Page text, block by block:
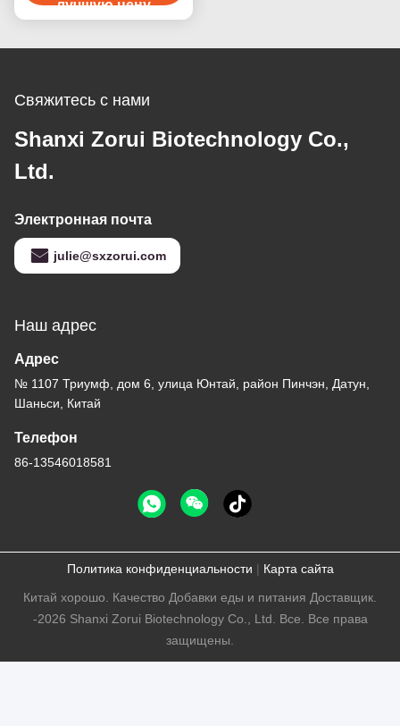
зернистый
лучшую цену
Свяжитесь с нами
Shanxi Zorui Biotechnology Co.,
Ltd.
Электронная почта
julie@sxzorui.com
Наш адрес
Адрес
№ 1107 Триумф, дом 6, улица Юнтай, район Пинчэн, Датун,
Шаньси, Китай
Телефон
86-13546018581
Политика конфиденциальности | Карта сайта
Китай хорошо. Качество Добавки еды и питания Доставщик.
-2026 Shanxi Zorui Biotechnology Co., Ltd. Все. Все права
защищены.